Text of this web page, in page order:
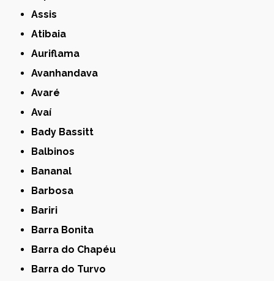
Assis
Atibaia
Auriflama
Avanhandava
Avaré
Avaí
Bady Bassitt
Balbinos
Bananal
Barbosa
Bariri
Barra Bonita
Barra do Chapéu
Barra do Turvo